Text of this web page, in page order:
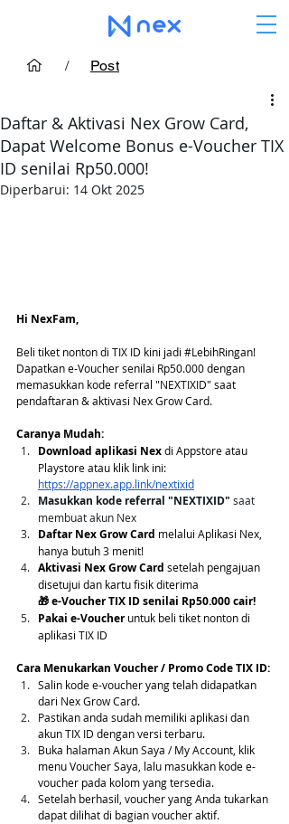
/ Post
Daftar & Aktivasi Nex Grow Card,
Dapat Welcome Bonus e-Voucher TIX
ID senilai Rp50.000!
Diperbarui: 14 Okt 2025
Hi NexFam,
Beli tiket nonton di TIX ID kini jadi #LebihRingan!
Dapatkan e-Voucher senilai Rp50.000 dengan
memasukkan kode referral "NEXTIXID" saat
pendaftaran & aktivasi Nex Grow Card.
Caranya Mudah:
Download aplikasi Nex di Appstore atau
Playstore atau klik link ini:
https://appnex.app.link/nextixid
Masukkan kode referral "NEXTIXID" saat
membuat akun Nex
Daftar Nex Grow Card melalui Aplikasi Nex,
hanya butuh 3 menit!
Aktivasi Nex Grow Card setelah pengajuan
disetujui dan kartu fisik diterima
🎁 e-Voucher TIX ID senilai Rp50.000 cair!
Pakai e-Voucher untuk beli tiket nonton di
aplikasi TIX ID
Cara Menukarkan Voucher / Promo Code TIX ID:
Salin kode e-voucher yang telah didapatkan
dari Nex Grow Card.
Pastikan anda sudah memiliki aplikasi dan
akun TIX ID dengan versi terbaru.
Buka halaman Akun Saya / My Account, klik
menu Voucher Saya, lalu masukkan kode e-
voucher pada kolom yang tersedia.
Setelah berhasil, voucher yang Anda tukarkan
dapat dilihat di bagian voucher aktif.